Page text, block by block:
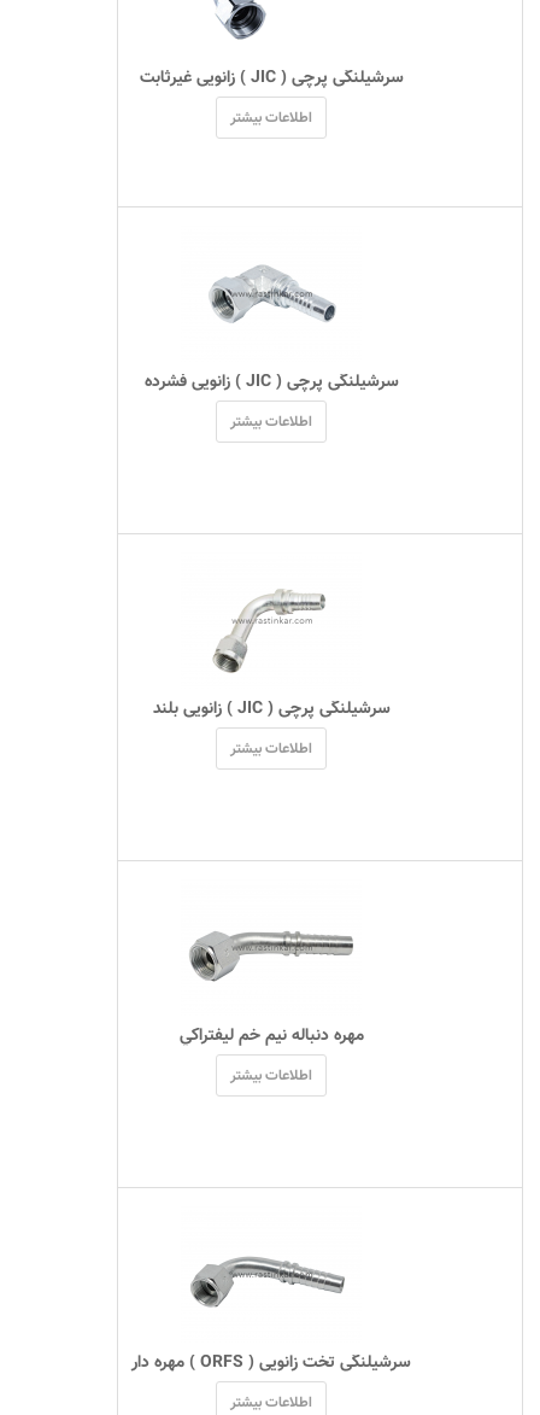
سرشیلنگی پرچی ( JIC ) زانویی غیرثابت
اطلاعات بیشتر
سرشیلنگی پرچی ( JIC ) زانویی فشرده
اطلاعات بیشتر
سرشیلنگی پرچی ( JIC ) زانویی بلند
اطلاعات بیشتر
مهره دنباله نیم خم ليفتراکي
اطلاعات بیشتر
سرشیلنگی تخت زانویی ( ORFS ) مهره دار
اطلاعات بیشتر